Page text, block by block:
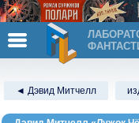
◄ Дэвид Митчелл